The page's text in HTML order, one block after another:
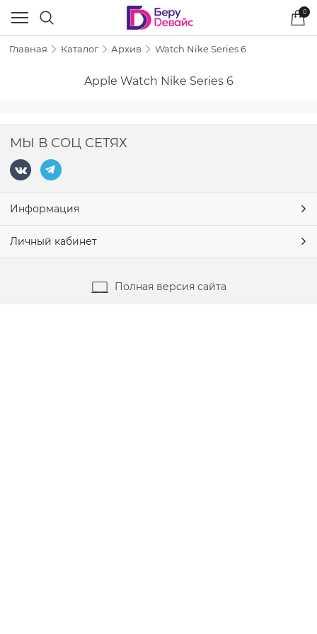
0
Главная Каталог Архив Watch Nike Series 6
Apple Watch Nike Series 6
МЫ В СОЦ СЕТЯХ
Информация
Личный кабинет
Полная версия сайта